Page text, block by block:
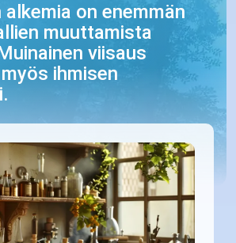
alkemia on enemmän
muuttamista
viisaus
ihmisen